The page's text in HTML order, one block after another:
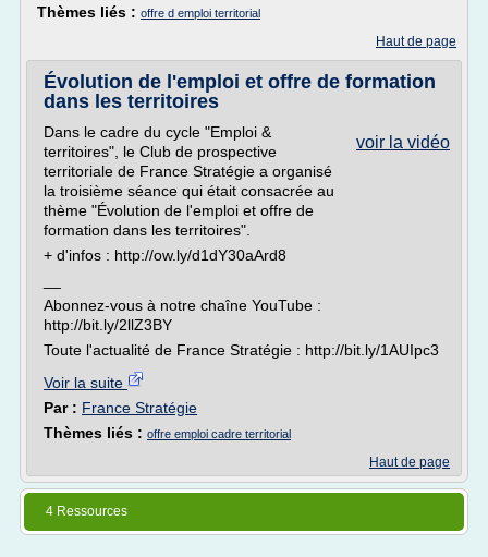
Thèmes liés : offre d emploi territorial
Haut de page
Évolution de l'emploi et offre de formation
dans les territoires
voir la vidéo
Dans le cadre du cycle "Emploi &
territoires", le Club de prospective
territoriale de France Stratégie a organisé
la troisième séance qui était consacrée au
thème "Évolution de l'emploi et offre de
formation dans les territoires".
+ d'infos : http://ow.ly/d1dY30aArd8
Abonnez-vous à notre chaîne YouTube :
http://bit.ly/2llZ3BY
Toute l'actualité de France Stratégie : http://bit.ly/1AUIpc3
Voir la suite
Par : France Stratégie
Thèmes liés : offre emploi cadre territorial
Haut de page
4 Ressources